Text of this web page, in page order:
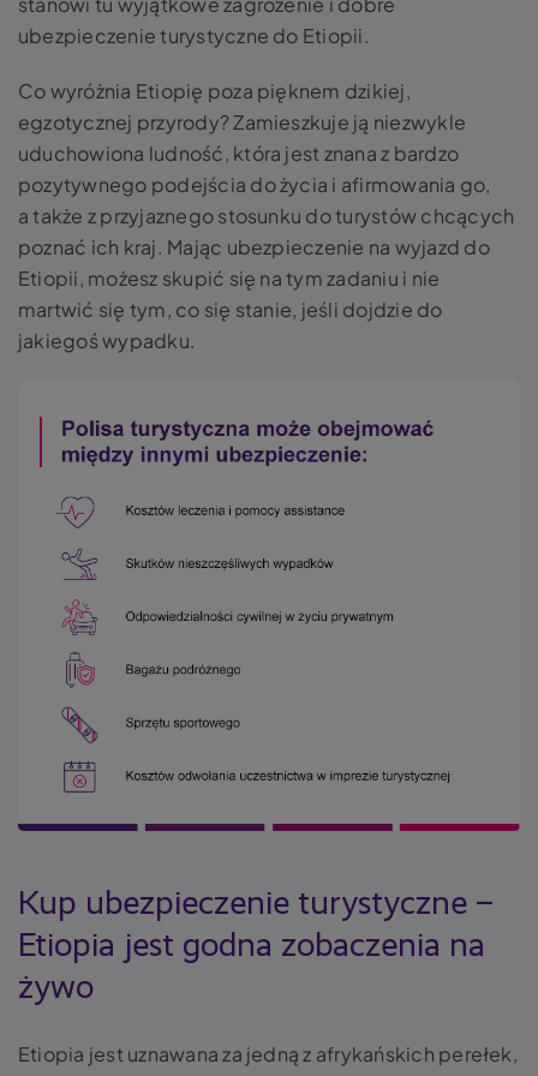
ubezpieczenie turystyczne do Etiopii.
Co wyróżnia Etiopię poza pięknem dzikiej,
egzotycznej przyrody? Zamieszkuje ją niezwykle
uduchowiona ludność, która jest znana z bardzo
pozytywnego podejścia do życia i afirmowania go,
a także z przyjaznego stosunku do turystów chcących
poznać ich kraj. Mając ubezpieczenie na wyjazd do
Etiopii, możesz skupić się na tym zadaniu i nie
martwić się tym, co się stanie, jeśli dojdzie do
jakiegoś wypadku.
Kup ubezpieczenie turystyczne –
Etiopia jest godna zobaczenia na
żywo
Etiopia jest uznawana za jedną z afrykańskich perełek,